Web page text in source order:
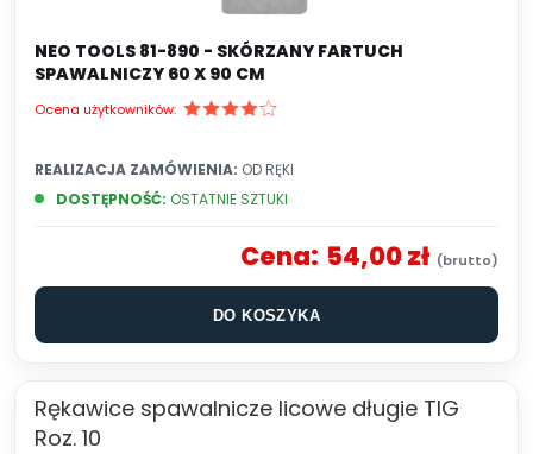
NEO TOOLS 81-890 - SKÓRZANY FARTUCH
SPAWALNICZY 60 X 90 CM
Ocena użytkowników:
DOSTĘPNOŚĆ: OSTATNIE SZTUKI
REALIZACJA ZAMÓWIENIA: OD RĘKI
Cena: 54,00 zł
DO KOSZYKA
Rękawice spawalnicze licowe długie TIG
Roz. 10